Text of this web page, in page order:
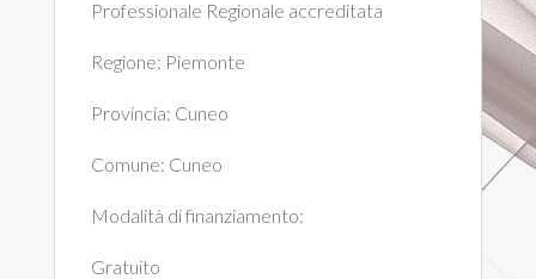
Professionale Regionale accreditata
Regione: Piemonte
Provincia: Cuneo
Comune: Cuneo
Modalità di finanziamento:
Gratuito